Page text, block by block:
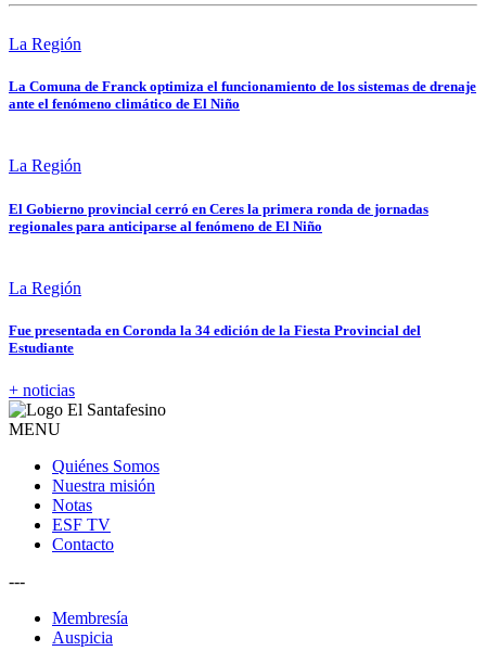
La Región
La Comuna de Franck optimiza el funcionamiento de los sistemas de drenaje
ante el fenómeno climático de El Niño
La Región
El Gobierno provincial cerró en Ceres la primera ronda de jornadas
regionales para anticiparse al fenómeno de El Niño
La Región
Fue presentada en Coronda la 34 edición de la Fiesta Provincial del
Estudiante
+ noticias
MENU
Quiénes Somos
Nuestra misión
Notas
ESF TV
Contacto
---
Membresía
Auspicia